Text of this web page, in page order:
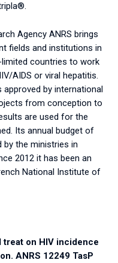
Agency ANRS brings
fields and institutions in
countries to work
AIDS or viral hepatitis.
by international
from conception to
are used for the
Its annual budget of
by the ministries in
2012 it has been an
National Institute of
on HIV incidence
ANRS 12249 TasP